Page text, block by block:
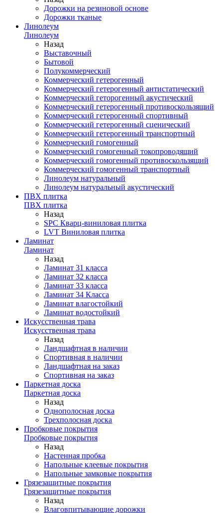
Дорожки на резиновой основе
Дорожки тканые
Линолеум
Линолеум
Назад
Выставочный
Бытовой
Полукоммерческий
Коммерческий гетерогенный
Коммерческий гетерогенный антистатический
Коммерческий геторогенный акустический
Коммерческий гетерогенный противоскользящий
Коммерческий гетерогенный спортивный
Коммерческий гетерогенный сценический
Коммерческий гетерогенный транспортный
Коммерческий гомогенный
Коммерческий гомогенный токопроводящий
Коммерческий гомогенный противоскользящий
Коммерческий гомогенный транспортный
Линолеум натуральный
Линолеум натуральный акустический
ПВХ плитка
ПВХ плитка
Назад
SPC Кварц-виниловая плитка
LVT Виниловая плитка
Ламинат
Ламинат
Назад
Ламинат 31 класса
Ламинат 32 класса
Ламинат 33 класса
Ламинат 34 Класса
Ламинат влагостойкий
Ламинат водостойкий
Искусственная трава
Искусственная трава
Назад
Ландшафтная в наличии
Спортивная в наличии
Ландшафтная на заказ
Спортивная на заказ
Паркетная доска
Паркетная доска
Назад
Однополосная доска
Трехполосная доска
Пробковые покрытия
Пробковые покрытия
Назад
Настенная пробка
Напольные клеевые покрытия
Напольные замковые покрытия
Грязезащитные покрытия
Грязезащитные покрытия
Назад
Влаговпитывающие дорожки